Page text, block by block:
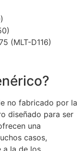
(MLT-D116)
no fabricado por la
diseñado para ser
una
casos,